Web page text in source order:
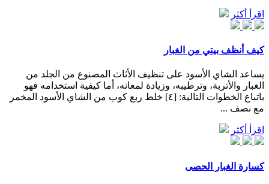
اقرأ أكثر
كيف أنظف بيتي من الغبار
يساعد الشاي الأسود على تنظيف الأثاث المصنوع من الجلد من
الغبار والأتربة، وترطيبه، وزيادة لمعانه، أما كيفية استخدامه فهو
باتباع الخطوات التالية: [٤] خلط ربع كوب من الشاي الأسود المخمر
مع نصف ...
اقرأ أكثر
كسارة الغبار الحصى